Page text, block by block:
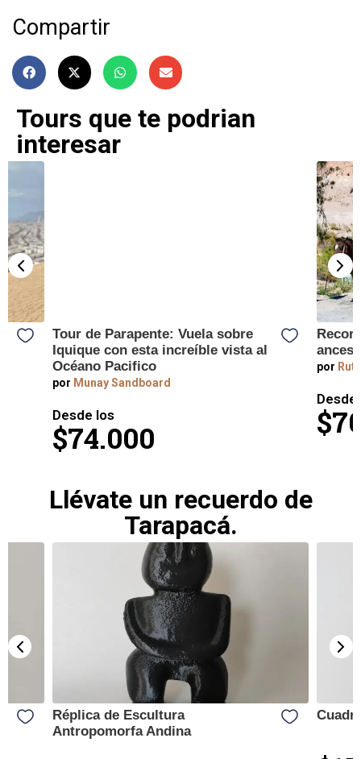
Compartir
Tours que te podrian
interesar
Tour de Parapente: Vuela sobre
Iquique con esta increíble vista al
Océano Pacifico
por Munay Sandboard
Desde los
$74.000
por
Desde
Llévate un recuerdo de
Tarapacá.
Réplica de Escultura
Antropomorfa Andina